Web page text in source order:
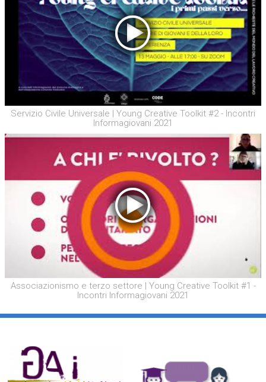
Servizio Civile Universale | Young Creative Toolkit #2 - Incontri
Informagiovani 2021
Associazionismo e terzo settore | Young Creative Toolkit #1 -
Incontri Informagiovani 2021